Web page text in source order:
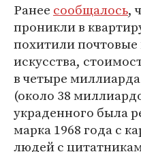
Ранее сообщалось,
проникли в
похитили
искусства,
в четыре
(около 38
украденного была
марка 1968 года с
людей с